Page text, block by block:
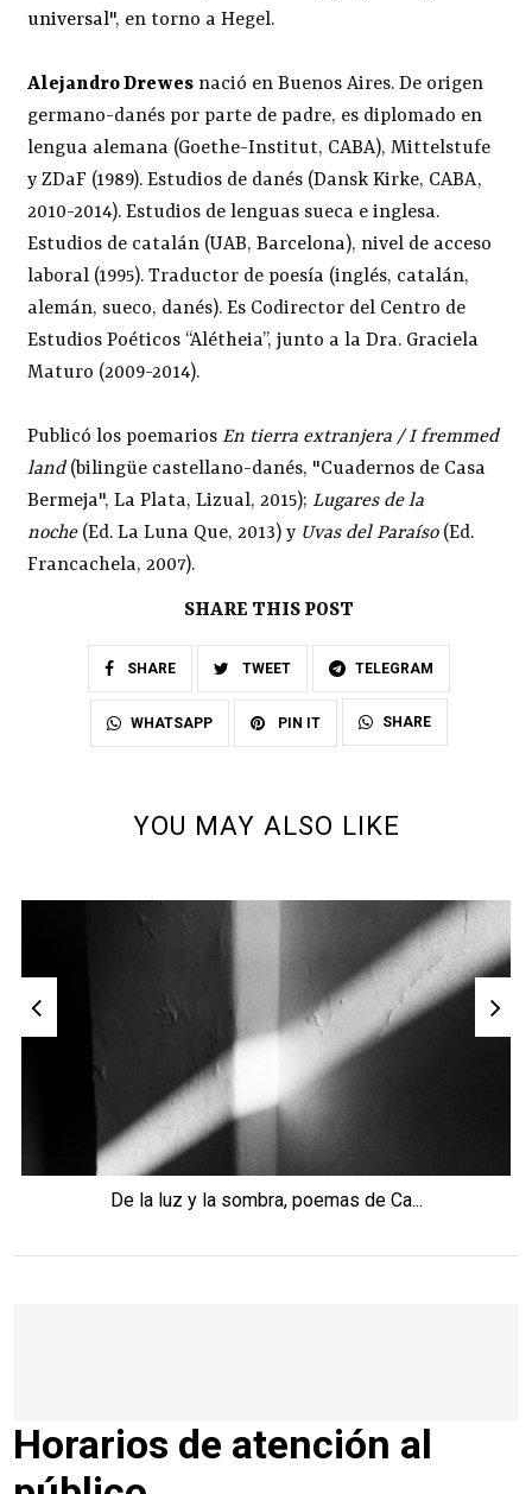
universal", en torno a Hegel.
Alejandro Drewes nació en Buenos Aires. De origen
germano-danés por parte de padre, es diplomado en
lengua alemana (Goethe-Institut, CABA), Mittelstufe
y ZDaF (1989). Estudios de danés (Dansk Kirke, CABA,
2010-2014). Estudios de lenguas sueca e inglesa.
Estudios de catalán (UAB, Barcelona), nivel de acceso
laboral (1995). Traductor de poesía (inglés, catalán,
alemán, sueco, danés). Es Codirector del Centro de
Estudios Poéticos “Alétheia”, junto a la Dra. Graciela
Maturo (2009-2014).
Publicó los poemariosEn tierra extranjera / I fremmed
land(bilingüe castellano-danés, "Cuadernos de Casa
Bermeja", La Plata, Lizual, 2015);Lugares de la
noche (Ed. La Luna Que, 2013) y Uvas del Paraíso (Ed.
Francachela, 2007).
SHARE THIS POST
SHARE TWEET TELEGRAM
WHATSAPP PIN IT SHARE
YOU MAY ALSO LIKE
De la luz y la sombra, poemas de Ca...
Horarios de atención al